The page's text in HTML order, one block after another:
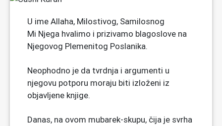
U ime Allaha, Milostivog, Samilosnog
Mi Njega hvalimo i prizivamo blagoslove na
Njegovog Plemenitog Poslanika.
Neophodno je da tvrdnja i argumenti u
njegovu potporu moraju biti izloženi iz
objavljene knjige.
Danas, na ovom mubarek-skupu, čija je svrha